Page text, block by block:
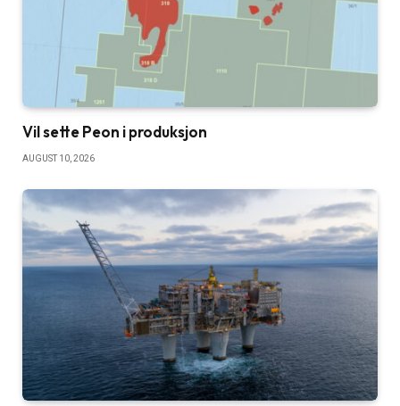
Vil sette Peon i produksjon
AUGUST 10, 2026